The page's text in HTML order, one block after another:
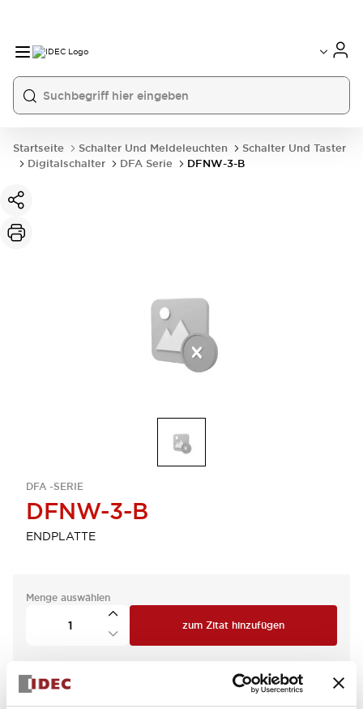
Startseite Schalter Und Meldeleuchten
Schalter Und Taster
Digitalschalter
DFA Serie DFNW-3-B
DFA -SERIE
DFNW-3-B
ENDPLATTE
Menge auswählen
zum Zitat hinzufügen